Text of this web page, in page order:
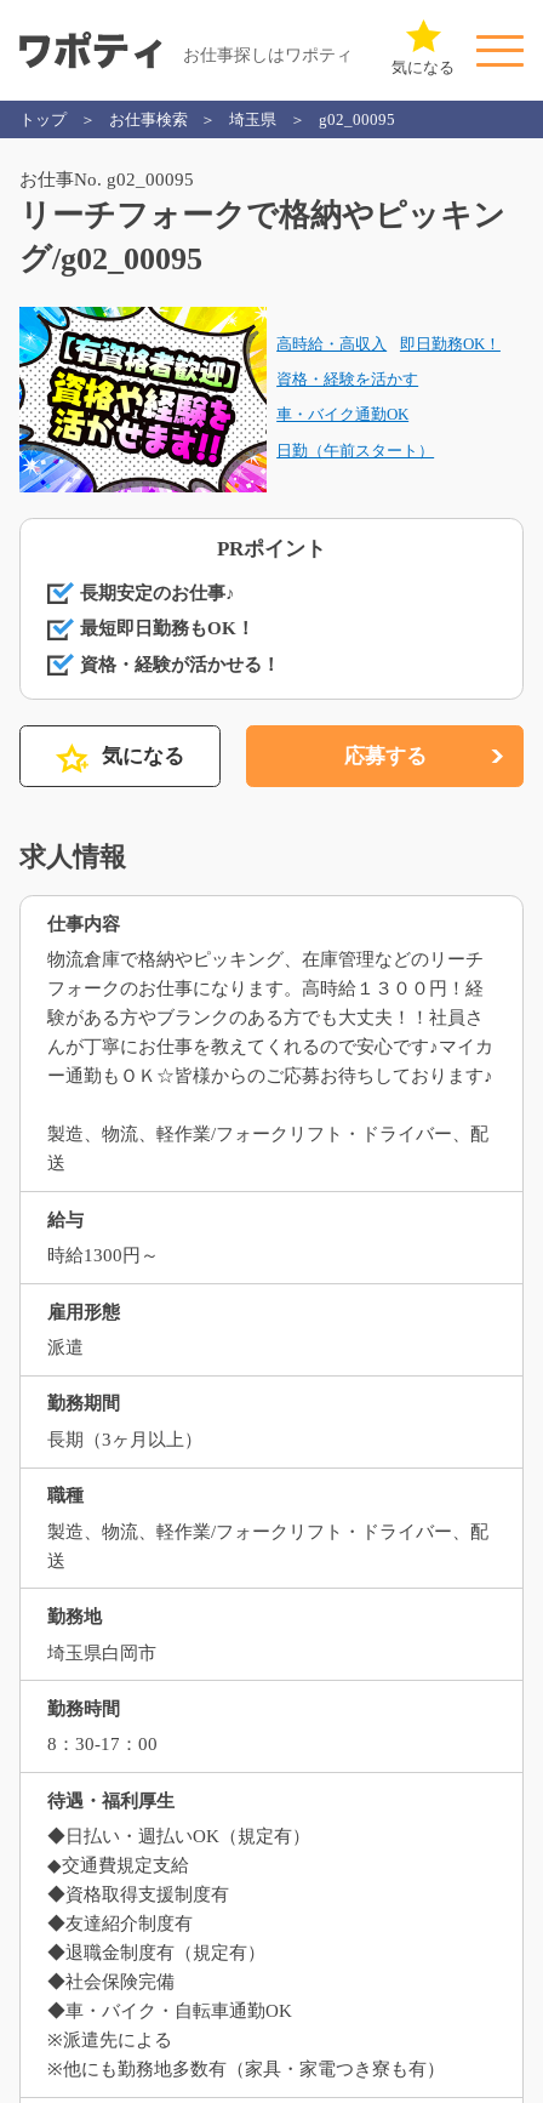
お仕事探しはワポティ
気になる
トップ お仕事検索 埼玉県 g02_00095
お仕事No. g02_00095
リーチフォークで格納やピッキン
グ/g02_00095
高時給・高収入 即日勤務OK！
資格・経験を活かす
車・バイク通勤OK
日勤（午前スタート）
PRポイント
長期安定のお仕事♪
最短即日勤務もOK！
資格・経験が活かせる！
気になる 応募する
求人情報
仕事内容
物流倉庫で格納やピッキング、在庫管理などのリーチ
フォークのお仕事になります。高時給１３００円！経
験がある方やブランクのある方でも大丈夫！！社員さ
んが丁寧にお仕事を教えてくれるので安心です♪マイカ
ー通勤もＯＫ☆皆様からのご応募お待ちしております♪
製造、物流、軽作業/フォークリフト・ドライバー、配
送
給与
時給1300円～
雇用形態
派遣
勤務期間
長期（3ヶ月以上）
職種
製造、物流、軽作業/フォークリフト・ドライバー、配
送
勤務地
埼玉県白岡市
勤務時間
8：30-17：00
待遇・福利厚生
◆日払い・週払いOK（規定有）
◆交通費規定支給
◆資格取得支援制度有
◆友達紹介制度有
◆退職金制度有（規定有）
◆社会保険完備
◆車・バイク・自転車通勤OK
※派遣先による
※他にも勤務地多数有（家具・家電つき寮も有）